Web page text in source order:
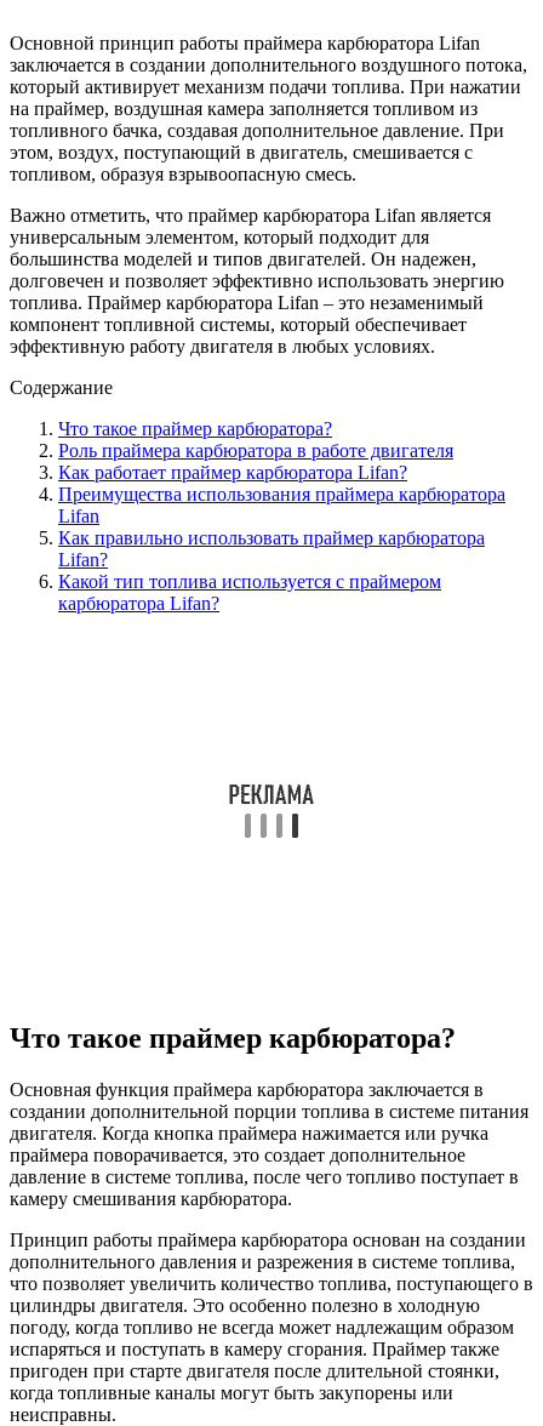
Основной принцип работы праймера карбюратора Lifan
заключается в создании дополнительного воздушного потока,
который активирует механизм подачи топлива. При нажатии
на праймер, воздушная камера заполняется топливом из
топливного бачка, создавая дополнительное давление. При
этом, воздух, поступающий в двигатель, смешивается с
топливом, образуя взрывоопасную смесь.
Важно отметить, что праймер карбюратора Lifan является
универсальным элементом, который подходит для
большинства моделей и типов двигателей. Он надежен,
долговечен и позволяет эффективно использовать энергию
топлива. Праймер карбюратора Lifan – это незаменимый
компонент топливной системы, который обеспечивает
эффективную работу двигателя в любых условиях.
Содержание
Что такое праймер карбюратора?
Роль праймера карбюратора в работе двигателя
Как работает праймер карбюратора Lifan?
Преимущества использования праймера карбюратора
Lifan
Как правильно использовать праймер карбюратора
Lifan?
Какой тип топлива используется с праймером
карбюратора Lifan?
Что такое праймер карбюратора?
Основная функция праймера карбюратора заключается в
создании дополнительной порции топлива в системе питания
двигателя. Когда кнопка праймера нажимается или ручка
праймера поворачивается, это создает дополнительное
давление в системе топлива, после чего топливо поступает в
камеру смешивания карбюратора.
Принцип работы праймера карбюратора основан на создании
дополнительного давления и разрежения в системе топлива,
что позволяет увеличить количество топлива, поступающего в
цилиндры двигателя. Это особенно полезно в холодную
погоду, когда топливо не всегда может надлежащим образом
испаряться и поступать в камеру сгорания. Праймер также
пригоден при старте двигателя после длительной стоянки,
когда топливные каналы могут быть закупорены или
неисправны.